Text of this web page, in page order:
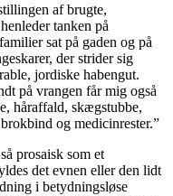
af brugte,
tanken på
sat på gaden og på
der strider sig
jordiske habengut.
på vrangen får mig også
håraffald, skægstubbe,
og medicinrester.”
prosaisk som et
det evnen eller den lidt
i betydningsløse